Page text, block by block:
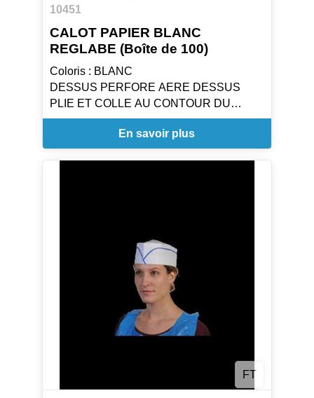
10451
CALOT PAPIER BLANC
REGLABE (Boîte de 100)
Coloris : BLANC
DESSUS PERFORE AERE DESSUS
PLIE ET COLLE AU CONTOUR DU
CALOT
TOUR DE TETE REGLABLE
Taille : Taille Unique
En savoir plus
FT